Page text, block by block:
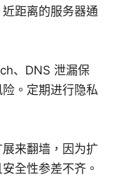
距离的服务器通
、DNS 泄漏保
。定期进行隐私
来翻墙，因为扩
全性参差不齐。